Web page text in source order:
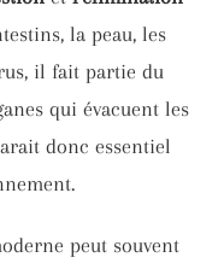
la peau, les
il fait partie du
qui évacuent les
donc essentiel
peut souvent